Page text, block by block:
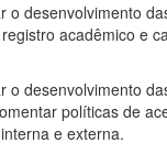
o desenvolvimento
acadêmico e
o desenvolvimento
políticas de
e externa.